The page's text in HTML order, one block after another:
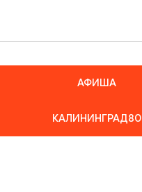
на аппарате
установил на
как первого
в преддверии
полюсе.
Артура
АФИША
КАЛИНИНГРАД80